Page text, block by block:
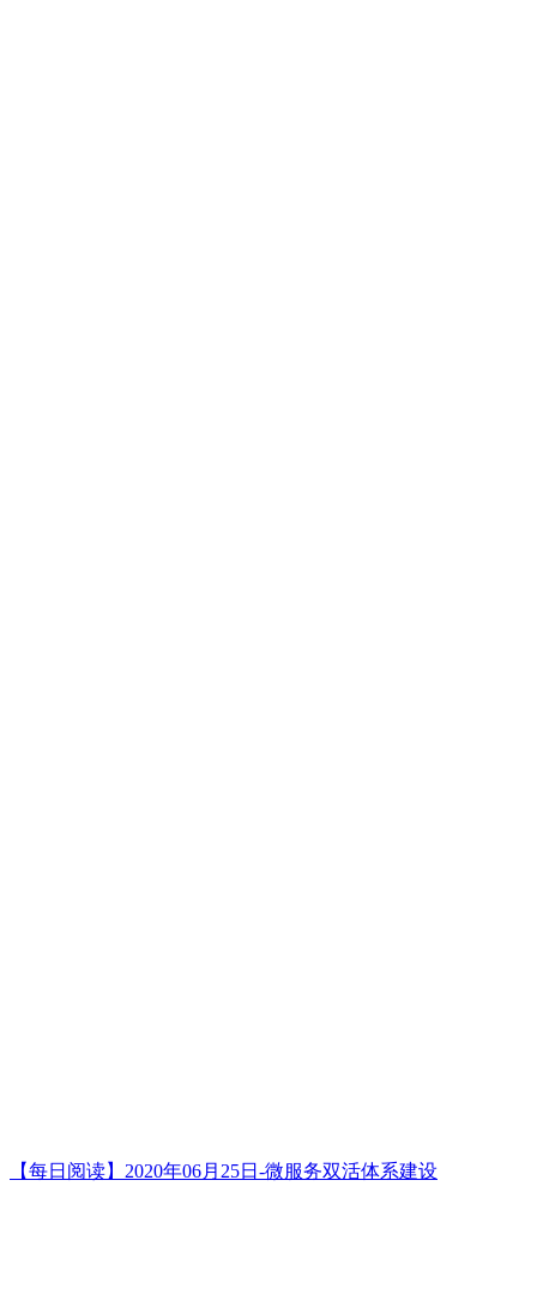
【每日阅读】2020年06月25日-微服务双活体系建设